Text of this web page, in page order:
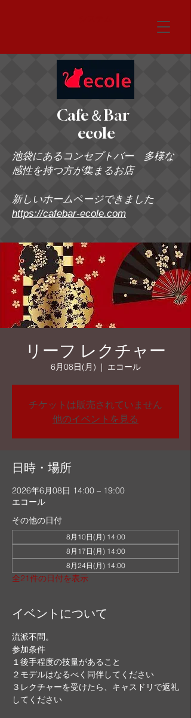
Cafe＆Bar
ecole
池袋にあるコンセプトバー 多様な
感性を持つ方が集まるお店
新しいホームページできました
https://cafebar-ecole.com
リーフ レクチャー
6月08日(月)
  |
エコール
チケットは販売されていません
他のイベントを見る
日時・場所
2026年6月08日 14:00 – 19:00
エコール
その他の日付
8月10日(月) 14:00
8月17日(月) 14:00
8月24日(月) 14:00
全21件の日付を表示
イベントについて
流派不問。
参加条件
１後手程度の技量があること
２モデルはなるべく同伴してください
３レクチャーを受けたら、キャスドリで返礼
してください